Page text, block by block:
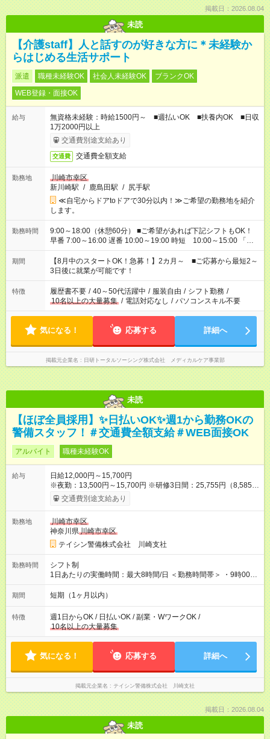
掲載日：2026.08.04
未読
【介護staff】人と話すのが好きな方に＊未経験か
らはじめる生活サポート
派遣 職種未経験OK 社会人未経験OK
ブランクOK
WEB登録・面接OK
給与
無資格未経験：時給1500円～ ■週払いOK ■扶養内OK ■日収
1万2000円以上
交通費別途支給あり
交通費 交通費全額支給
勤務地
川崎市幸区
新川崎駅 / 鹿島田駅 / 尻手駅
≪自宅からドアtoドアで30分以内！≫ご希望の勤務地を紹介
します。
勤務時間
9:00～18:00（休憩60分） ■ご希望があれば下記シフトもOK！
早番 7:00～16:00 遅番 10:00～19:00 時短 10:00～15:00 「家
族と休みを合わせたい」 「余裕を持って夕飯の準備がしたい」
「できれば残業はしたくない」 など、ご希望を教えてください
ね。 ※Wワーク希望の方へ 今ご覧のお仕事で希望する勤務時間
と、もう1つのお仕事の勤務時間。 合計で週40時間を超える場
合は応募できません。
期間
【8月中のスタートOK！急募！】2カ月～ ■ご応募から最短2～
3日後に就業が可能です！
特徴 履歴書不要 / 40～50代活躍中 / 服装自由 / シフト勤務 /
10名以上の大量募集 / 電話対応なし / パソコンスキル不要
気になる！ 応募する 詳細へ
掲載元企業名 日研トータルソーシング株式会社 メディカルケア事業部
未読
【ほぼ全員採用】✨日払いOK✨週1から勤務OKの
警備スタッフ！＃交通費全額支給＃WEB面接OK
アルバイト 職種未経験OK
給与
日給12,000円～15,700円
※夜勤：13,500円～15,700円 ※研修3日間：25,755円（8,585円
×3日間／計21時間） ✅早上がりでも日給全額保証◎ ✅寮完備！
即入居OK！ ✅週1日～勤務OK ✅週5日勤務×フルタイムも可能 ✅
得費用は会社が全額負担します。 ＜＜ ✨紹介報奨金キャンペー
ン✨ ＞＞ 紹介する側＆入社する側も嬉しい制度！ 条件に応じ
て、下記報奨金を支給♪ ■紹介者：最大10万円 ■入社者：最大5万
円 ■入社者（即戦力）：最大7万円 【試用期間】試用期間あり 試
用期間の長さ：2ヶ月 雇用形態、給与は本採用時と同じです。
交通費別途支給あり
勤務地
川崎市幸区
神奈川県川崎市幸区
テイシン警備株式会社 川崎支社
勤務時間
シフト制
1日あたりの実働時間：最大8時間/日 ＜勤務時間帯＞ ・9時00分
～18時00分 ・20時00分～05時00分 ◎週1日から勤務可能で、1
週間ごとの自己申告制シフトを採用。短期勤務や副業としての
イフスタイルに合わせた働き方ができます。有給休暇も積極的
に取得可能です！
期間 短期（1ヶ月以内）
特徴
週1日からOK / 日払いOK / 副業・WワークOK /
10名以上の大量募集
気になる！ 応募する 詳細へ
掲載元企業名 テイシン警備株式会社 川崎支社
掲載日：2026.08.04
未読